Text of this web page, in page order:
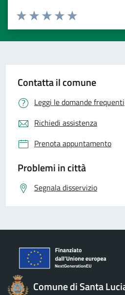
Valuta 5 stelle su
Valuta 4 stelle su 5
Valuta 3 stelle su 5
Valuta 2 stelle su 5
Valuta 1 stelle su 5
Contatta il comune
Leggi le domande frequenti
Richiedi assistenza
Prenota appuntamento
Problemi in città
Segnala disservizio
Comune di Santa